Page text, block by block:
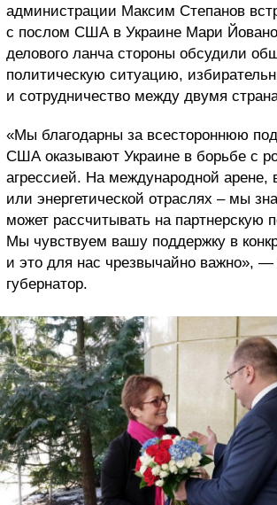
администрации Максим Степанов
с послом США в Украине Мари
делового ланча стороны обсудили
политическую ситуацию,
и сотрудничество между двумя
«Мы благодарны за всестороннюю
США оказывают Украине в борьбе с
агрессией. На международной арене,
или энергетической отраслях – мы
может рассчитывать на партнерскую
Мы чувствуем вашу поддержку в
и это для нас чрезвычайно важно», —
губернатор.